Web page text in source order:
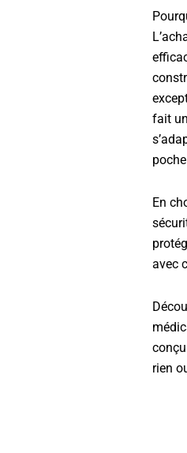
fait
En
avec
rien